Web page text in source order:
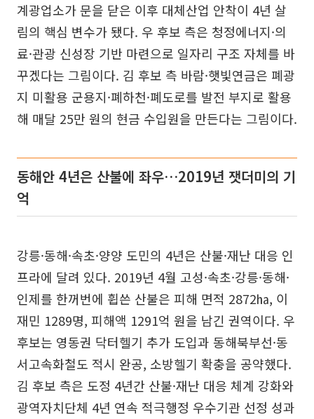
계광업소가 문을 닫은 이후 대체산업 안착이 4년 살
림의 핵심 변수가 됐다. 우 후보 측은 청정에너지·의
료·관광 신성장 기반 마련으로 일자리 구조 자체를 바
꾸겠다는 그림이다. 김 후보 측 바람·햇빛연금은 폐광
지 미활용 군용지·폐하천·폐도로를 발전 부지로 활용
해 매달 25만 원의 현금 수입원을 만든다는 그림이다.
동해안 4년은 산불에 좌우…2019년 잿더미의 기
억
강릉·동해·속초·양양 도민의 4년은 산불·재난 대응 인
프라에 달려 있다. 2019년 4월 고성·속초·강릉·동해·
인제를 한꺼번에 휩쓴 산불은 피해 면적 2872㏊, 이
재민 1289명, 피해액 1291억 원을 남긴 권역이다. 우
후보는 영동권 닥터헬기 추가 도입과 동해북부선·동
서고속화철도 적시 완공, 소방헬기 확충을 공약했다.
김 후보 측은 도정 4년간 산불·재난 대응 체계 강화와
광역자치단체 4년 연속 적극행정 우수기관 선정 성과